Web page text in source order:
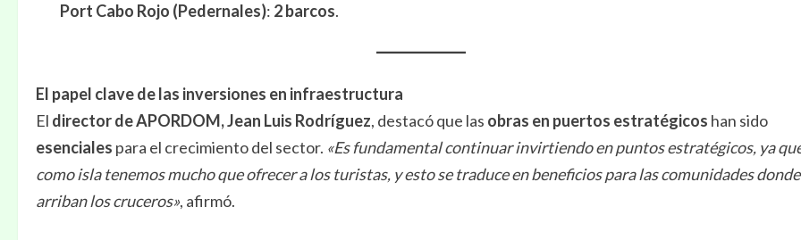
Port Cabo Rojo (Pedernales): 2 barcos.
El papel clave de las inversiones en infraestructura
El director de APORDOM, Jean Luis Rodríguez, destacó que las obras en puertos estratégicos han sido
esenciales para el crecimiento del sector. «Es fundamental continuar invirtiendo en puntos estratégicos, ya
como isla tenemos mucho que ofrecer a los turistas, y esto se traduce en beneficios para las comunidades donde
arriban los cruceros», afirmó.